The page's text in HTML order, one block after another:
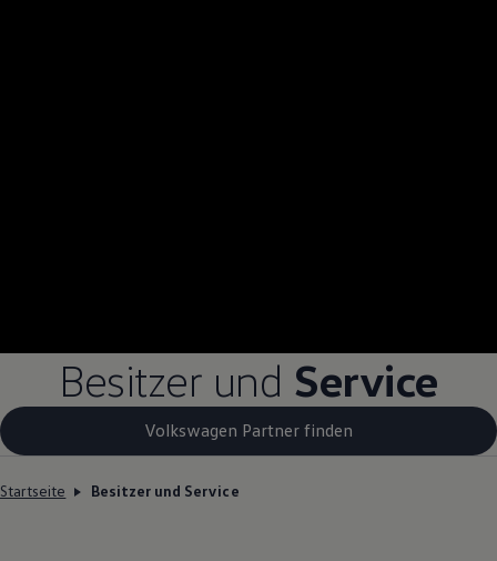
Besitzer und Service
Volkswagen Partner finden
Startseite Besitzer und Service